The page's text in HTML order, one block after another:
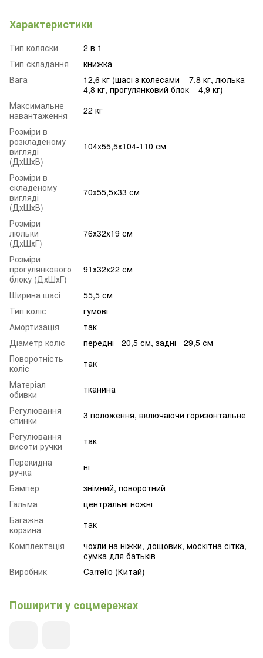
Характеристики
Тип коляски
2 в 1
Тип складання
книжка
Вага
12,6 кг (шасі з колесами – 7,8 кг, люлька –
4,8 кг, прогулянковий блок – 4,9 кг)
Максимальне
навантаження
22 кг
Розміри в
розкладеному
вигляді
(ДхШхВ)
104х55,5х104-110 см
Розміри в
складеному
вигляді
(ДхШхВ)
70х55,5х33 см
Розміри
люльки
(ДхШхГ)
76х32х19 см
Розміри
прогулянкового
блоку (ДхШхГ)
91х32х22 см
Ширина шасі
55,5 см
Тип коліс
гумові
Амортизація
так
Діаметр коліс
передні - 20,5 см, задні - 29,5 см
Поворотність
коліс
так
Матеріал
обивки
тканина
Регулювання
спинки
3 положення, включаючи горизонтальне
Регулювання
висоти ручки
так
Перекидна
ручка
ні
Бампер
знімний, поворотний
Гальма
центральні ножні
Багажна
корзина
так
Комплектація
чохли на ніжки, дощовик, москітна сітка,
сумка для батьків
Виробник
Carrello (Китай)
Поширити у соцмережах